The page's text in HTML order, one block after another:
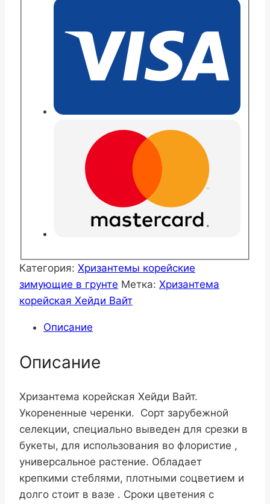
Категория: Хризантемы корейские
зимующие в грунте Метка: Хризантема
корейская Хейди Вайт
Описание
Описание
Хризантема корейская Хейди Вайт.
Укорененные черенки. Сорт зарубежной
селекции, специально выведен для срезки в
букеты, для использования во флористие ,
универсальное растение. Обладает
крепкими стеблями, плотными соцветием и
долго стоит в вазе . Сроки цветения с